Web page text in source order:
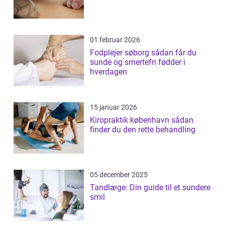
01 februar 2026
Fodplejer søborg sådan får du
sunde og smertefri fødder i
hverdagen
15 januar 2026
Kiropraktik københavn sådan
finder du den rette behandling
05 december 2025
Tandlæge: Din guide til et sundere
smil